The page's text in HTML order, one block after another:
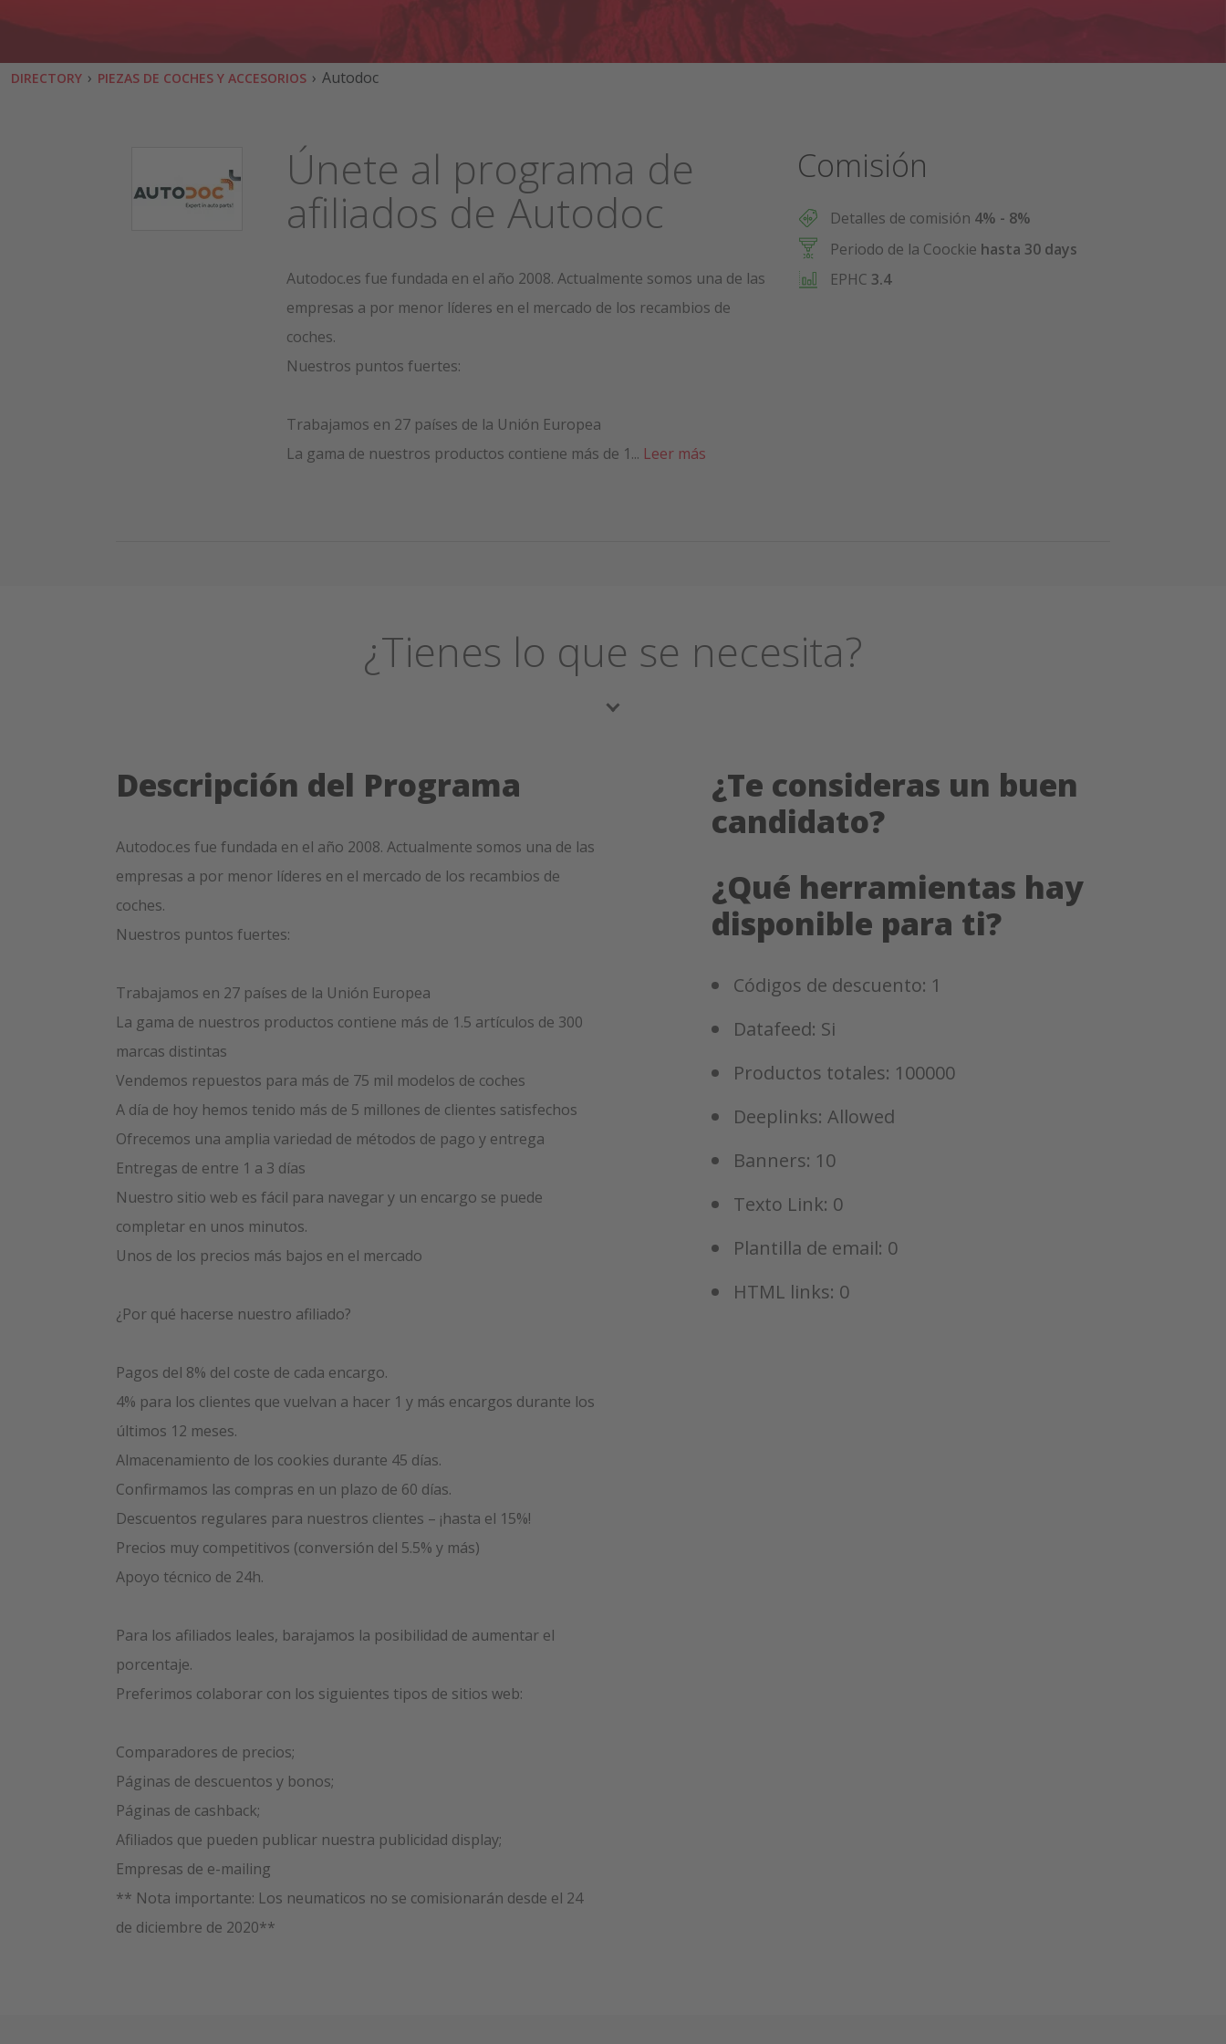
DIRECTORY › PIEZAS DE COCHES Y ACCESORIOS › Autodoc
Únete al programa de
afiliados de Autodoc
Autodoc.es fue fundada en el año 2008. Actualmente somos una de las
empresas a por menor líderes en el mercado de los recambios de
coches.
Nuestros puntos fuertes:
Trabajamos en 27 países de la Unión Europea
La gama de nuestros productos contiene más de 1... Leer más
Comisión
Detalles de comisión 4% - 8%
Periodo de la Coockie hasta 30 days
EPHC 3.4
¿Tienes lo que se necesita?
Descripción del Programa
Autodoc.es fue fundada en el año 2008. Actualmente somos una de las
empresas a por menor líderes en el mercado de los recambios de
coches.
Nuestros puntos fuertes:
Trabajamos en 27 países de la Unión Europea
La gama de nuestros productos contiene más de 1.5 artículos de 300
marcas distintas
Vendemos repuestos para más de 75 mil modelos de coches
A día de hoy hemos tenido más de 5 millones de clientes satisfechos
Ofrecemos una amplia variedad de métodos de pago y entrega
Entregas de entre 1 a 3 días
Nuestro sitio web es fácil para navegar y un encargo se puede
completar en unos minutos.
Unos de los precios más bajos en el mercado
¿Por qué hacerse nuestro afiliado?
Pagos del 8% del coste de cada encargo.
4% para los clientes que vuelvan a hacer 1 y más encargos durante los
últimos 12 meses.
Almacenamiento de los cookies durante 45 días.
Confirmamos las compras en un plazo de 60 días.
Descuentos regulares para nuestros clientes – ¡hasta el 15%!
Precios muy competitivos (conversión del 5.5% y más)
Apoyo técnico de 24h.
Para los afiliados leales, barajamos la posibilidad de aumentar el
porcentaje.
Preferimos colaborar con los siguientes tipos de sitios web:
Comparadores de precios;
Páginas de descuentos y bonos;
Páginas de cashback;
Afiliados que pueden publicar nuestra publicidad display;
Empresas de e-mailing
** Nota importante: Los neumaticos no se comisionarán desde el 24
de diciembre de 2020**
¿Te consideras un buen
candidato?
¿Qué herramientas hay
disponible para ti?
Códigos de descuento: 1
Datafeed: Si
Productos totales: 100000
Deeplinks: Allowed
Banners: 10
Texto Link: 0
Plantilla de email: 0
HTML links: 0